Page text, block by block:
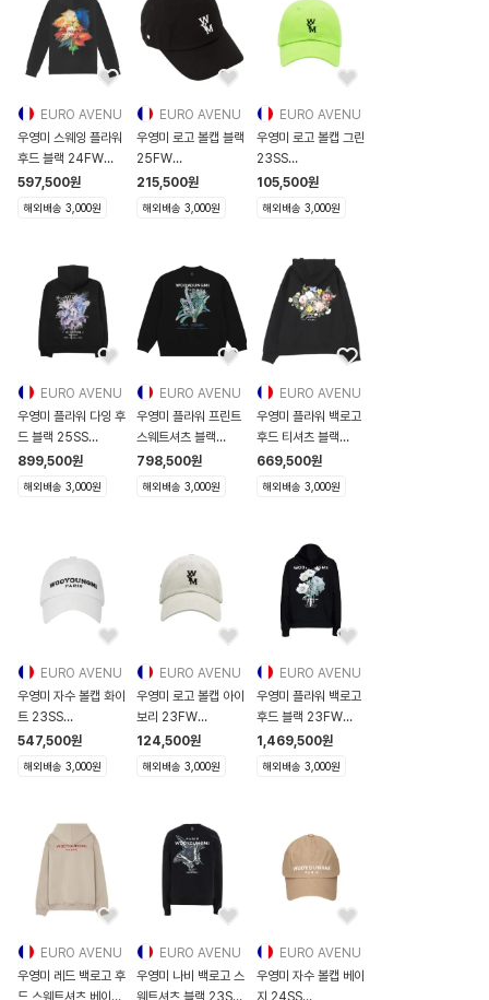
EURO AVENU
우영미 스웨잉 플라워
후드 블랙 24FW
W243TS36723B
597,500원
해외배송 3,000원
EURO AVENU
우영미 로고 볼캡 블랙
25FW
W253AC51661B
215,500원
해외배송 3,000원
EURO AVENU
우영미 로고 볼캡 그린
23SS
W231AC51994F
105,500원
해외배송 3,000원
EURO AVENU
우영미 플라워 다잉 후
드 블랙 25SS
W251TS36723B
W251TS36723B
899,500원
해외배송 3,000원
EURO AVENU
우영미 플라워 프린트
스웨트셔츠 블랙
23SS
W231TS59721B
798,500원
해외배송 3,000원
EURO AVENU
우영미 플라워 백로고
후드 티셔츠 블랙
25FW
W253TS36723B
669,500원
해외배송 3,000원
EURO AVENU
우영미 자수 볼캡 화이
트 23SS
W231AC52992W
W231AC52992W
547,500원
해외배송 3,000원
EURO AVENU
우영미 로고 볼캡 아이
보리 23FW
W233AC51992I
W233AC51992I
124,500원
해외배송 3,000원
EURO AVENU
우영미 플라워 백로고
후드 블랙 23FW
W233TS36715B
W233TS36715B
1,469,500원
해외배송 3,000원
EURO AVENU
우영미 레드 백로고 후
드 스웨트셔츠 베이지
EURO AVENU
우영미 나비 백로고 스
웨트셔츠 블랙 23SS
EURO AVENU
우영미 자수 볼캡 베이
지 24SS